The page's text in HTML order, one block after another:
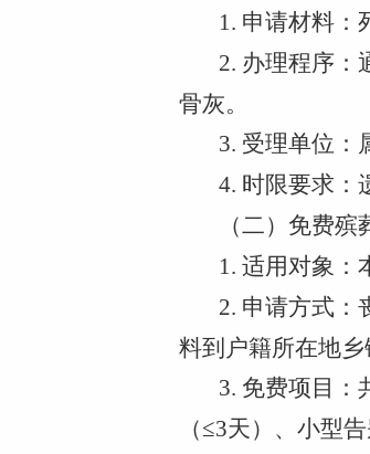
1. 申请材料：
2. 办理程序
骨灰。
3. 受理单位：
4. 时限要求：
（二）免费殡
1. 适用对象：
2. 申请方式：
料到户籍所在地乡
3. 免费项目：
（≤3天）、小型